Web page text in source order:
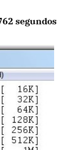
segundos